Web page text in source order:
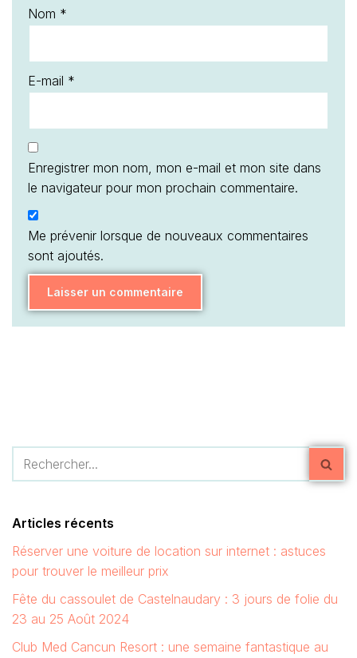
Nom *
E-mail *
Enregistrer mon nom, mon e-mail et mon site dans
le navigateur pour mon prochain commentaire.
Me prévenir lorsque de nouveaux commentaires
sont ajoutés.
Articles récents
Réserver une voiture de location sur internet : astuces
pour trouver le meilleur prix
Fête du cassoulet de Castelnaudary : 3 jours de folie du
23 au 25 Août 2024
Club Med Cancun Resort : une semaine fantastique au